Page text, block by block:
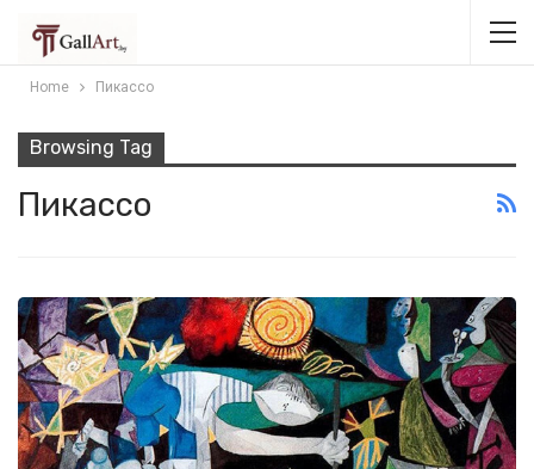
Home Пикассо
Browsing Tag
Пикассо